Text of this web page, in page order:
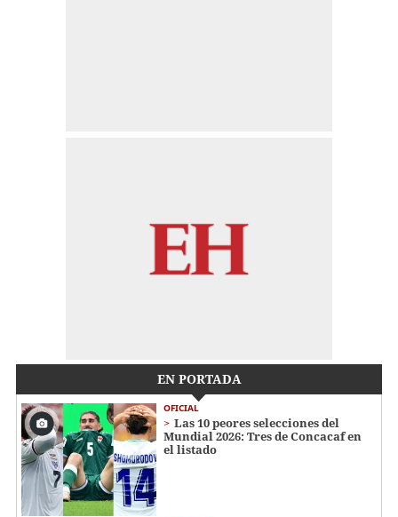
EN PORTADA
OFICIAL
Las 10 peores selecciones del
Mundial 2026: Tres de Concacaf en
el listado